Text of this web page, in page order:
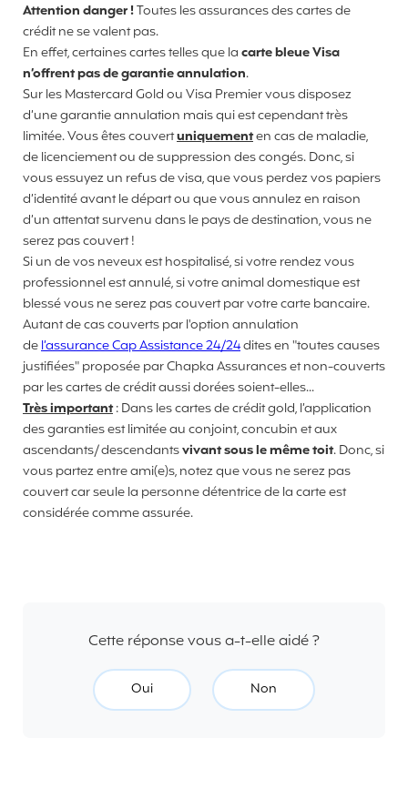
Attention danger !Toutes les assurances des cartes de
crédit ne se valent pas.
En effet, certaines cartes telles que lacarte bleue Visa
n’offrent pas de garantie annulation.
Sur les Mastercard Gold ou Visa Premier vous disposez
d’une garantie annulation mais qui est cependant très
limitée. Vous êtes couvertuniquementen cas de maladie,
de licenciement ou de suppression des congés. Donc, si
vous essuyez un refus de visa, que vous perdez vos papiers
d’identité avant le départ ou que vous annulez en raison
d’un attentat survenu dans le pays de destination, vous ne
serez pas couvert !
Si un de vos neveux est hospitalisé, si votre rendez vous
professionnel est annulé, si votre animal domestique est
blessé vous ne serez pas couvert par votre carte bancaire.
Autant de cas couverts par l'option annulation
del’assurance Cap Assistance 24/24dites en "toutes causes
justifiées" proposée par Chapka Assurances et non-couverts
par les cartes de crédit aussi dorées soient-elles...
Très important: Dans les cartes de crédit gold, l’application
des garanties est limitée au conjoint, concubin et aux
ascendants/ descendantsvivant sous le même toit. Donc, si
vous partez entre ami(e)s, notez que vous ne serez pas
couvert car seule la personne détentrice de la carte est
considérée comme assurée.
Cette réponse vous a-t-elle aidé ?
Oui Non